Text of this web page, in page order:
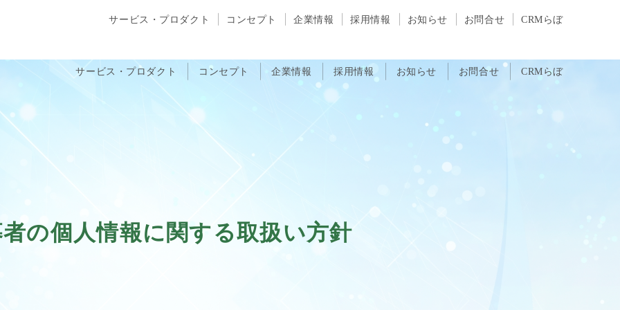
サービス・プロダクト コンセプト 企業情報 採用情報 お知らせ お問合せ CRMらぼ
サービス・プロダクト コンセプト 企業情報 採用情報 お知らせ お問合せ CRMらぼ
の個人情報に関する取扱い方針